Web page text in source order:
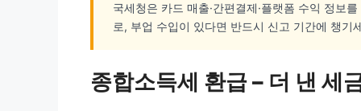
국세청은 카드 매출·간편결제·플랫폼 수익 정보
로, 부업 수입이 있다면 반드시 신고 기간에 챙기
종합소득세 환급 – 더 낸 세